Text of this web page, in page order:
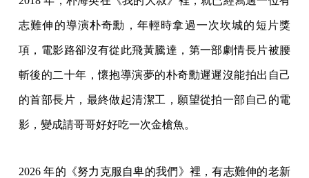
志難伸的導演朴奇勳，年輕時拿過一次坎城的短片獎
項，電影路卻沒有從此飛黃騰達，第一部劇情長片被腰
斬後的二十年，懷抱導演夢的朴奇勳遲遲沒能拍出自己
的首部長片，最終做起清潔工，願望從拍一部自己的電
影，變成請哥哥好好吃一次金槍魚。
2026 年的《努力克服自卑的我們》裡，有志難伸的老新